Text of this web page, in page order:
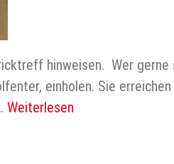
hinweisen. Wer
einholen. Sie
Weiterlesen